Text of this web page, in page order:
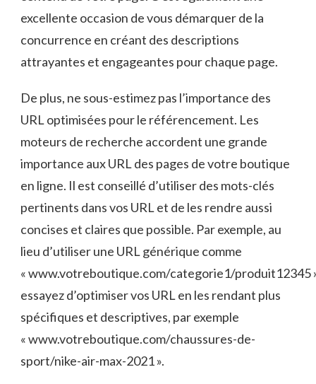
excellente occasion⁣ de vous démarquer de la
‍concurrence en créant ‌des descriptions
attrayantes et engageantes ‍pour chaque⁤ page.
De plus,‍ ne sous-estimez ‌pas​ l’importance ⁣des
URL ⁣optimisées⁣ pour le référencement. Les
moteurs⁤ de recherche accordent une grande
importance aux⁤ URL des pages de votre boutique
en ligne.⁤ Il ⁢est conseillé d’utiliser ‍des mots-clés​
pertinents dans vos URL​ et de ⁣les rendre aussi​
concises et claires​ que possible. Par ⁤exemple, ​au
lieu d’utiliser une URL générique‍ comme
« www.votreboutique.com/categorie1/produit12345
‌essayez d’optimiser vos‍ URL en les rendant plus
spécifiques et descriptives,⁢ par exemple
« www.votreboutique.com/chaussures-de-
sport/nike-air-max-2021 ».